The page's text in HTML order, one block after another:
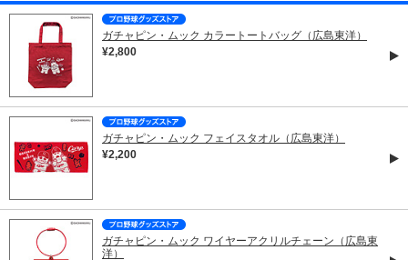
ガチャピン・ムック カラートートバッグ（広島東洋）
¥2,800
ガチャピン・ムック フェイスタオル（広島東洋）
¥2,200
ガチャピン・ムック ワイヤーアクリルチェーン（広島東
洋）